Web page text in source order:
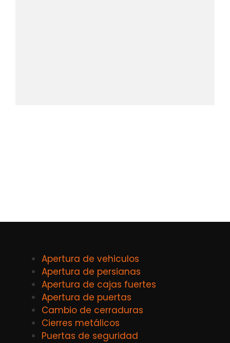
Apertura de vehiculos
Apertura de persianas
Apertura de cajas fuertes
Apertura de puertas
Cambio de cerraduras
Cierres metálicos
Puertas de seguridad